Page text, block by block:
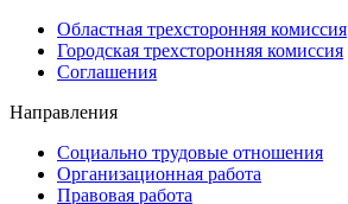
Областная трехсторонняя комиссия
Городская трехсторонняя комиссия
Соглашения
Направления
Социально трудовые отношения
Организационная работа
Правовая работа